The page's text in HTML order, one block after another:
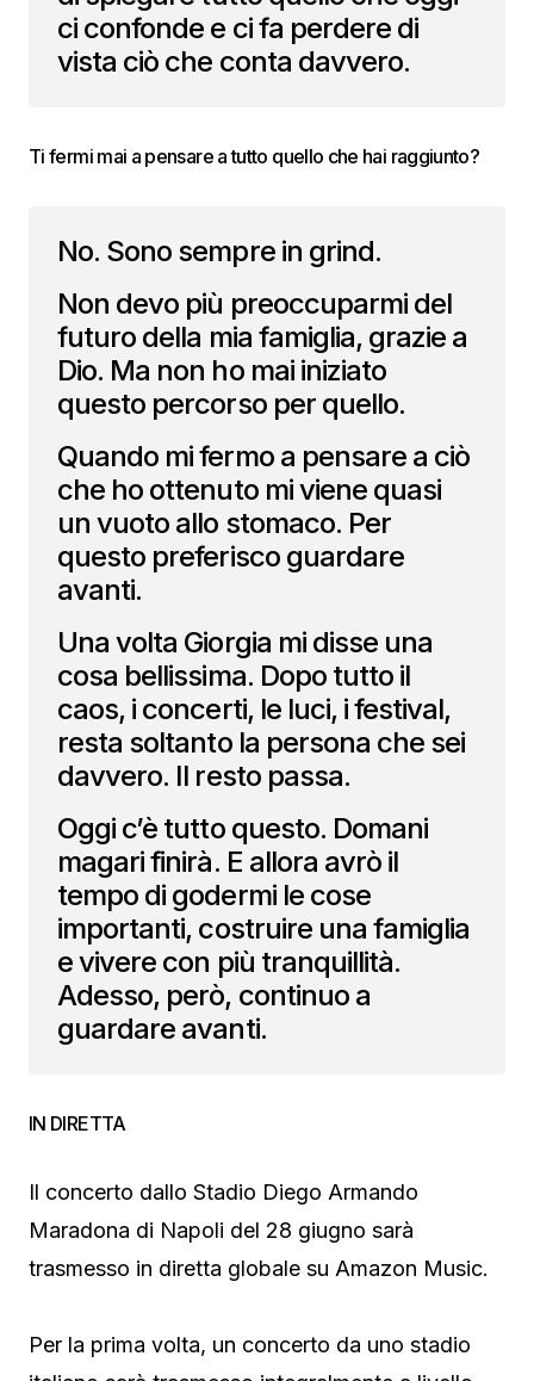
ci confonde e ci fa perdere di
vista ciò che conta davvero.
Ti fermi mai a pensare a tutto quello che hai raggiunto?
No. Sono sempre in grind.
Non devo più preoccuparmi del
futuro della mia famiglia, grazie a
Dio. Ma non ho mai iniziato
questo percorso per quello.
Quando mi fermo a pensare a ciò
che ho ottenuto mi viene quasi
un vuoto allo stomaco. Per
questo preferisco guardare
avanti.
Una volta Giorgia mi disse una
cosa bellissima. Dopo tutto il
caos, i concerti, le luci, i festival,
resta soltanto la persona che sei
davvero. Il resto passa.
Oggi c’è tutto questo. Domani
magari finirà. E allora avrò il
tempo di godermi le cose
importanti, costruire una famiglia
e vivere con più tranquillità.
Adesso, però, continuo a
guardare avanti.
IN DIRETTA
Il concerto dallo Stadio Diego Armando
Maradona di Napoli del 28 giugno sarà
trasmesso in diretta globale su Amazon Music.
Per la prima volta, un concerto da uno stadio